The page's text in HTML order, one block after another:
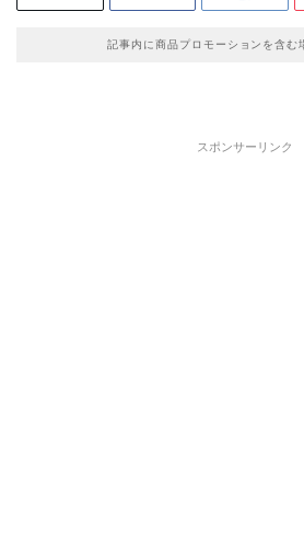
記事内に商品プロモーションを含む
スポンサーリンク